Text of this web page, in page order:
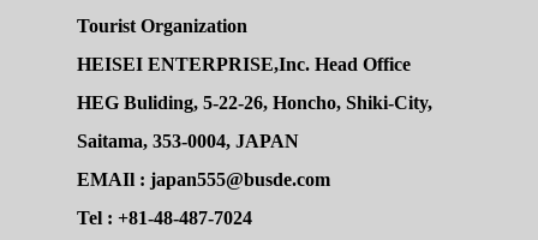
Tourist Organization
HEISEI ENTERPRISE,Inc. Head Office
HEG Buliding, 5-22-26, Honcho, Shiki-City,
Saitama, 353-0004, JAPAN
EMAIl : japan555@busde.com
Tel : +81-48-487-7024